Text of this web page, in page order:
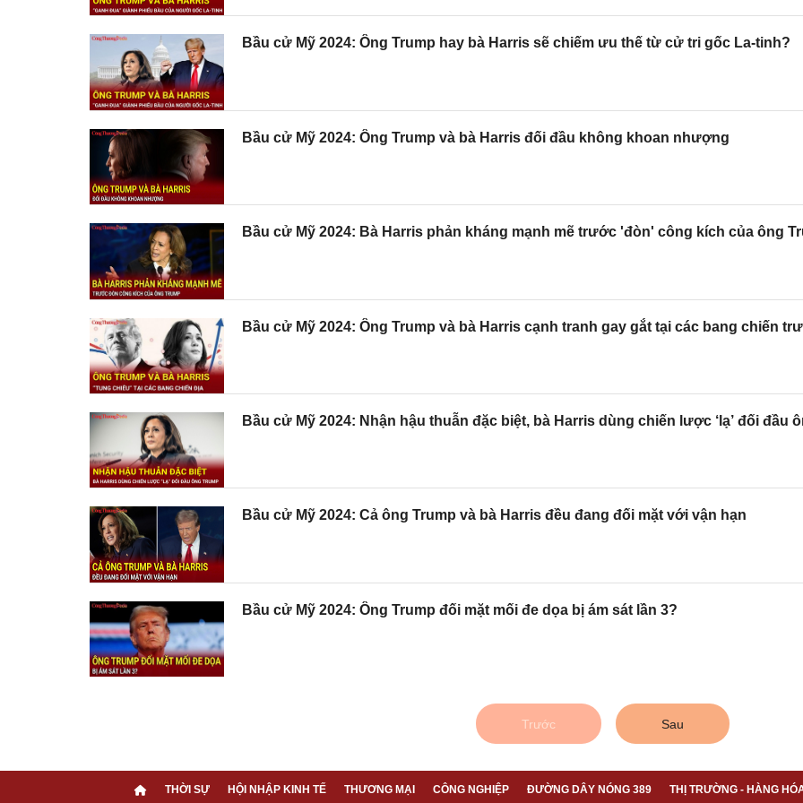
Bầu cử Mỹ 2024: Ông Trump hay bà Harris sẽ chiếm ưu thế từ cử tri gốc La-tinh?
Bầu cử Mỹ 2024: Ông Trump và bà Harris đối đầu không khoan nhượng
Bầu cử Mỹ 2024: Bà Harris phản kháng mạnh mẽ trước 'đòn' công kích của ông
Bầu cử Mỹ 2024: Ông Trump và bà Harris cạnh tranh gay gắt tại các bang chiến
Bầu cử Mỹ 2024: Nhận hậu thuẫn đặc biệt, bà Harris dùng chiến lược ‘lạ’ đối đầu
Bầu cử Mỹ 2024: Cả ông Trump và bà Harris đều đang đối mặt với vận hạn
Bầu cử Mỹ 2024: Ông Trump đối mặt mối đe dọa bị ám sát lần 3?
Trước Sau
THỜI SỰ HỘI NHẬP KINH TẾ THƯƠNG MẠI CÔNG NGHIỆP ĐƯỜNG DÂY NÓNG 389 THỊ TRƯỜNG - HÀNG